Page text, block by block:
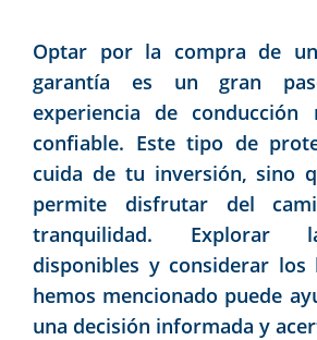
Optar por la compra de
garantía es un gran
experiencia de
confiable. Este tipo de
cuida de tu inversión, sino
permite disfrutar del
tranquilidad. Explorar
disponibles y considerar los
hemos mencionado puede
una decisión informada y